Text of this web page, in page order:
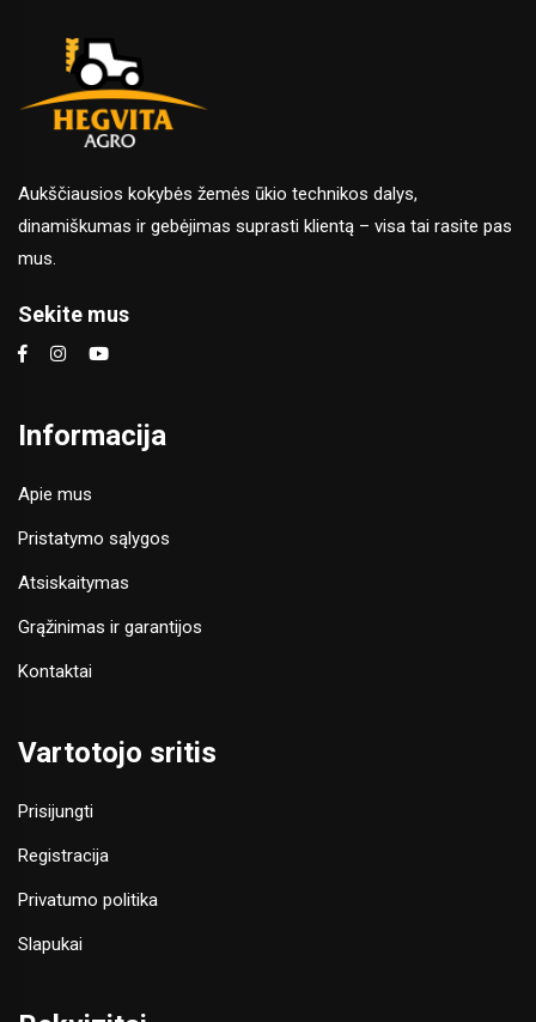
Aukščiausios kokybės žemės ūkio technikos dalys,
dinamiškumas ir gebėjimas suprasti klientą – visa tai rasite pas
mus.
Sekite mus
Informacija
Apie mus
Pristatymo sąlygos
Atsiskaitymas
Grąžinimas ir garantijos
Kontaktai
Vartotojo sritis
Prisijungti
Registracija
Privatumo politika
Slapukai